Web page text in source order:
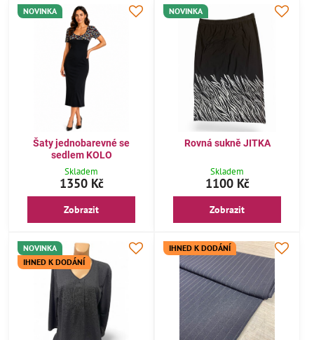
NOVINKA
Šaty jednobarevné se
sedlem KOLO
Skladem
1350 Kč
Zobrazit
NOVINKA
Rovná sukně JITKA
Skladem
1100 Kč
Zobrazit
NOVINKA
IHNED K DODÁNÍ
IHNED K DODÁNÍ